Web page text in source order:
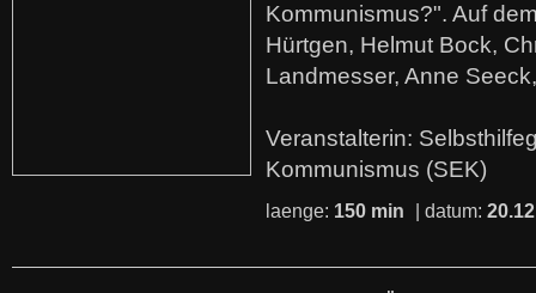
Kommunismus?". Auf
Hürtgen, Helmut Bock,
Landmesser, Anne
Veranstalterin:
Kommunismus (SEK)
laenge: 150 min | datum: